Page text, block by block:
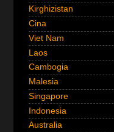
Kirghizistan
Cina
Viet Nam
Laos
Cambogia
Malesia
Singapore
Indonesia
Australia